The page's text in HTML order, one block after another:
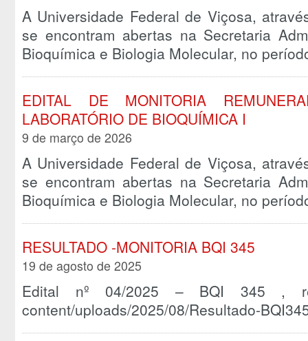
A Universidade Federal de Viçosa,
se encontram abertas na Secretaria
Bioquímica e Biologia Molecular, no
EDITAL DE MONITORIA
LABORATÓRIO DE BIOQUÍMICA I
9 de março de 2026
A Universidade Federal de Viçosa,
se encontram abertas na Secretaria
Bioquímica e Biologia Molecular, no
RESULTADO -MONITORIA BQI 345
19 de agosto de 2025
Edital nº 04/2025 – BQI 345 ,
content/uploads/2025/08/Resultado-